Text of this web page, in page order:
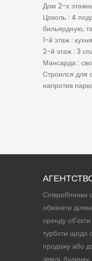
Дом 2-х
Цоколь : 4
бильярдную,
1-й этаж :
2-й этаж : 3
Мансарда :
Строился для
напротив
обміняти
оренду об'єкти
турботи щодо
продажу або
землі,